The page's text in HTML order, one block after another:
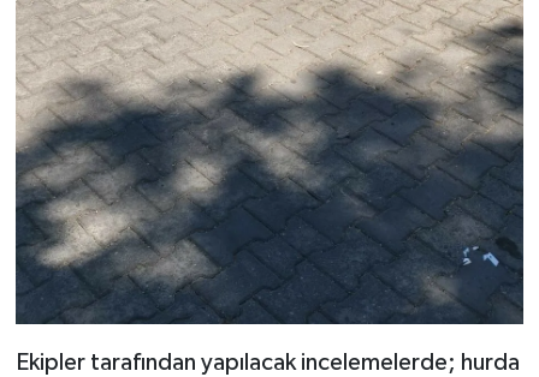
Ekipler tarafından yapılacak incelemelerde; hurda